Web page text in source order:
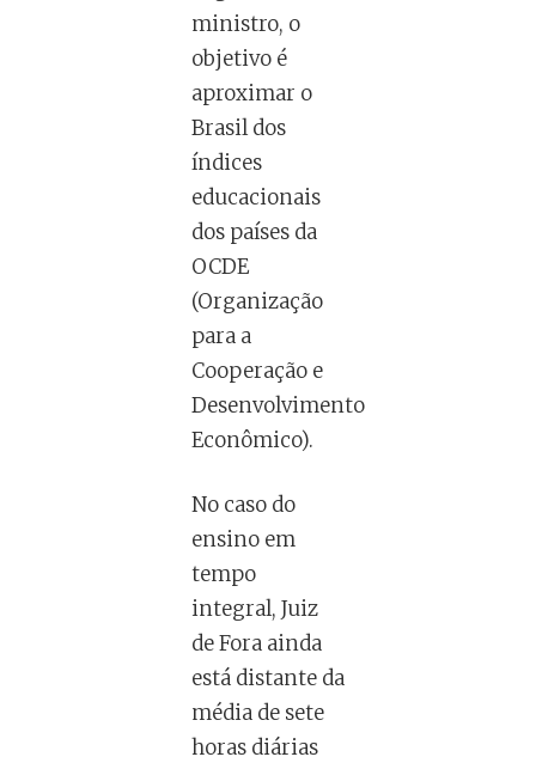
ministro, o
objetivo é
aproximar o
Brasil dos
índices
educacionais
dos países da
OCDE
(Organização
para a
Cooperação e
Desenvolvimento
Econômico).
No caso do
ensino em
tempo
integral, Juiz
de Fora ainda
está distante da
média de sete
horas diárias